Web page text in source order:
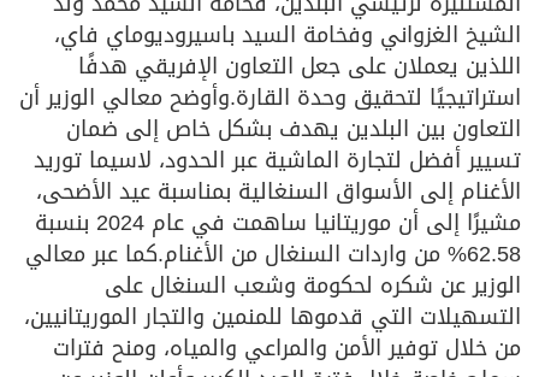
الشيخ الغزواني وفخامة السيد باسيروديوماي فاي،
اللذين يعملان على جعل التعاون الإفريقي هدفًا
استراتيجيًا لتحقيق وحدة القارة.وأوضح معالي الوزير أن
التعاون بين البلدين يهدف بشكل خاص إلى ضمان
تسيير أفضل لتجارة الماشية عبر الحدود، لاسيما توريد
الأغنام إلى الأسواق السنغالية بمناسبة عيد الأضحى،
مشيرًا إلى أن موريتانيا ساهمت في عام 2024 بنسبة
62.58% من واردات السنغال من الأغنام.كما عبر معالي
الوزير عن شكره لحكومة وشعب السنغال على
التسهيلات التي قدموها للمنمين والتجار الموريتانيين،
من خلال توفير الأمن والمراعي والمياه، ومنح فترات